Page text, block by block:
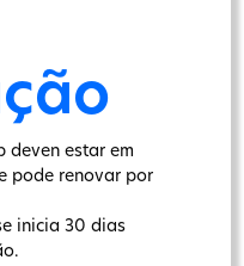
deven estar em
pode renovar por
inicia 30 dias